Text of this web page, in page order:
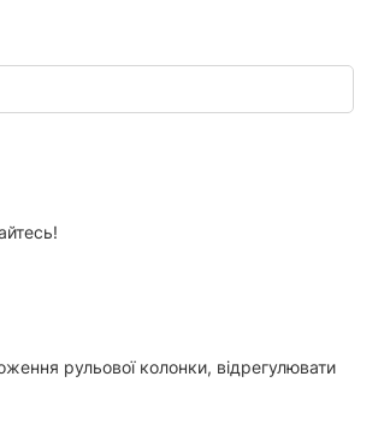
рульової колонки, відрегулювати